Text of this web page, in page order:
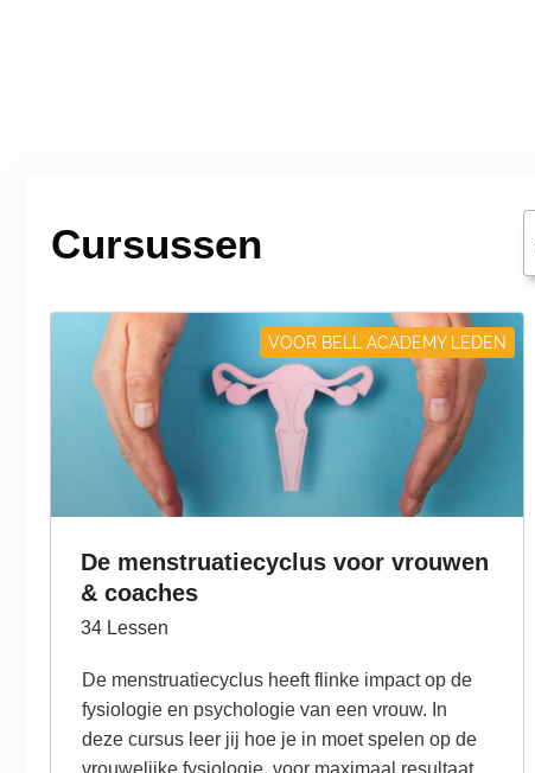
Cursussen
VOOR BELL ACADEMY LEDEN
De menstruatiecyclus voor vrouwen
& coaches
34 Lessen
De menstruatiecyclus heeft flinke impact op de
fysiologie en psychologie van een vrouw. In
deze cursus leer jij hoe je in moet spelen op de
vrouwelijke fysiologie, voor maximaal resultaat